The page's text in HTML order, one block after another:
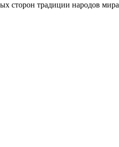
сторон традиции народов мира